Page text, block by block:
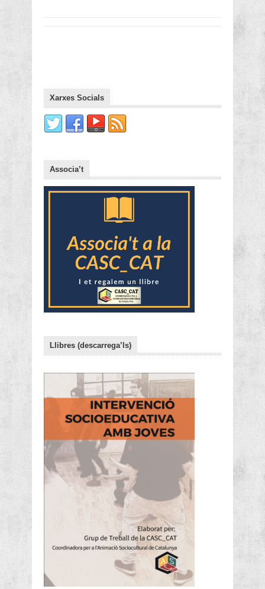
Xarxes Socials
Associa’t
Llibres (descarrega’ls)